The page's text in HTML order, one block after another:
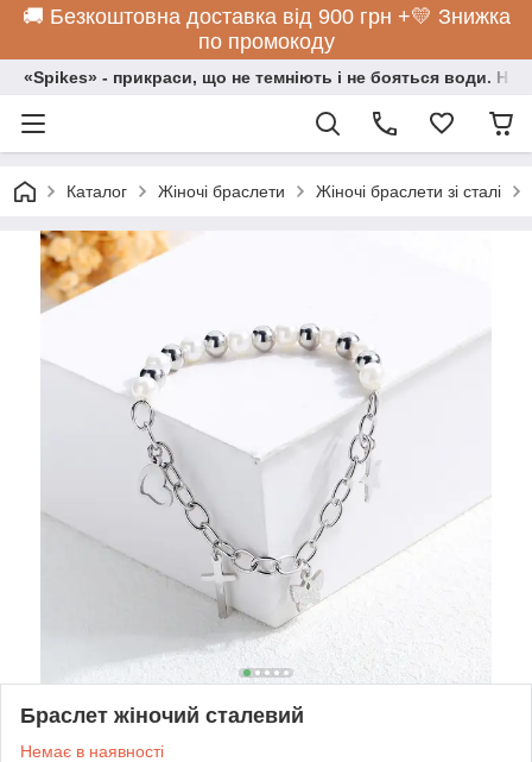
🚚 Безкоштовна доставка від 900 грн +💛 Знижка
по промокоду
«Spikes» - прикраси, що не темніють і не бояться води.
Каталог Жіночі браслети Жіночі браслети зі сталі
Браслет жіночий сталевий
Немає в наявності